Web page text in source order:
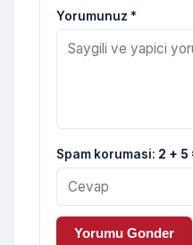
Yorumunuz *
Spam korumasi: 2 + 5
Yorumu Gonder